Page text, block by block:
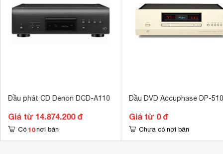
Đầu phát CD Denon DCD-A110
Giá từ 14.874.200 đ
Có 10 nơi bán
Đầu DVD Accuphase DP-510
Giá từ 0 đ
Chưa có nơi bán